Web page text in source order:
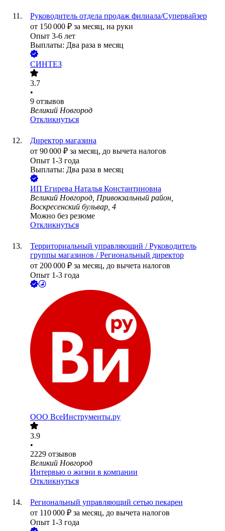
Руководитель отдела продаж филиала/Супервайзер
от 150 000 ₽ за месяц, на руки
Опыт 3-6 лет
Выплаты: Два раза в месяц
СИНТЕЗ
3.7
•
9 отзывов
Великий Новгород
Откликнуться
Директор магазина
от 90 000 ₽ за месяц, до вычета налогов
Опыт 1-3 года
Выплаты: Два раза в месяц
ИП Егирева Наталья Константиновна
Великий Новгород, Привокзальный район,
Воскресенский бульвар, 4
Можно без резюме
Откликнуться
Территориальный управляющий / Руководитель
группы магазинов / Региональный директор
от 200 000 ₽ за месяц, до вычета налогов
Опыт 1-3 года
ООО ВсеИнструменты.ру
3.9
•
2229 отзывов
Великий Новгород
Интервью о жизни в компании
Откликнуться
Региональный управляющий сетью пекарен
от 110 000 ₽ за месяц, до вычета налогов
Опыт 1-3 года